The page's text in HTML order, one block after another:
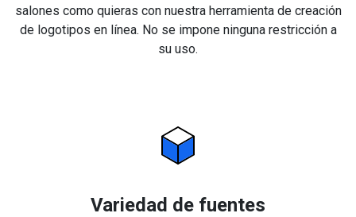
salones como quieras con nuestra herramienta de creación
de logotipos en línea. No se impone ninguna restricción a
su uso.
Variedad de fuentes